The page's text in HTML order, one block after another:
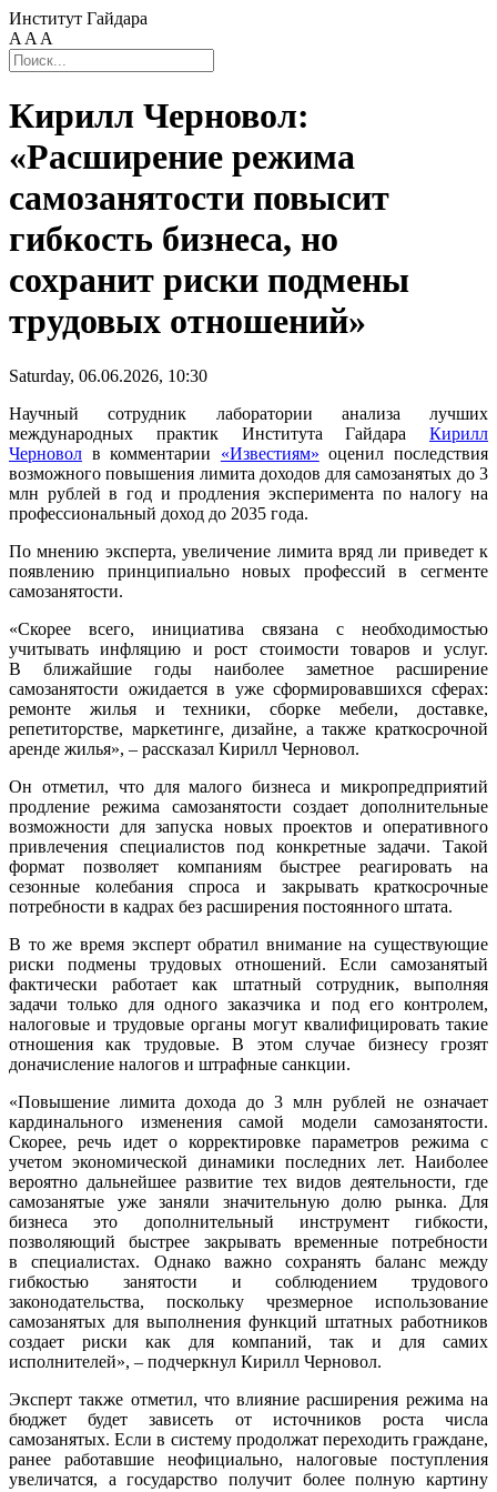
Институт Гайдара
A A A
Кирилл Черновол:
«Расширение режима
самозанятости повысит
гибкость бизнеса, но
сохранит риски подмены
трудовых отношений»
Saturday, 06.06.2026, 10:30
Научный сотрудник лаборатории анализа лучших
международных практик Института Гайдара Кирилл
Черновол в комментарии «Известиям» оценил последствия
возможного повышения лимита доходов для самозанятых до 3
млн рублей в год и продления эксперимента по налогу на
профессиональный доход до 2035 года.
По мнению эксперта, увеличение лимита вряд ли приведет к
появлению принципиально новых профессий в сегменте
самозанятости.
«Скорее всего, инициатива связана с необходимостью
учитывать инфляцию и рост стоимости товаров и услуг.
В ближайшие годы наиболее заметное расширение
самозанятости ожидается в уже сформировавшихся сферах:
ремонте жилья и техники, сборке мебели, доставке,
репетиторстве, маркетинге, дизайне, а также краткосрочной
аренде жилья», – рассказал Кирилл Черновол.
Он отметил, что для малого бизнеса и микропредприятий
продление режима самозанятости создает дополнительные
возможности для запуска новых проектов и оперативного
привлечения специалистов под конкретные задачи. Такой
формат позволяет компаниям быстрее реагировать на
сезонные колебания спроса и закрывать краткосрочные
потребности в кадрах без расширения постоянного штата.
В то же время эксперт обратил внимание на существующие
риски подмены трудовых отношений. Если самозанятый
фактически работает как штатный сотрудник, выполняя
задачи только для одного заказчика и под его контролем,
налоговые и трудовые органы могут квалифицировать такие
отношения как трудовые. В этом случае бизнесу грозят
доначисление налогов и штрафные санкции.
«Повышение лимита дохода до 3 млн рублей не означает
кардинального изменения самой модели самозанятости.
Скорее, речь идет о корректировке параметров режима с
учетом экономической динамики последних лет. Наиболее
вероятно дальнейшее развитие тех видов деятельности, где
самозанятые уже заняли значительную долю рынка. Для
бизнеса это дополнительный инструмент гибкости,
позволяющий быстрее закрывать временные потребности
в специалистах. Однако важно сохранять баланс между
гибкостью занятости и соблюдением трудового
законодательства, поскольку чрезмерное использование
самозанятых для выполнения функций штатных работников
создает риски как для компаний, так и для самих
исполнителей», – подчеркнул Кирилл Черновол.
Эксперт также отметил, что влияние расширения режима на
бюджет будет зависеть от источников роста числа
самозанятых. Если в систему продолжат переходить граждане,
ранее работавшие неофициально, налоговые поступления
увеличатся, а государство получит более полную картину